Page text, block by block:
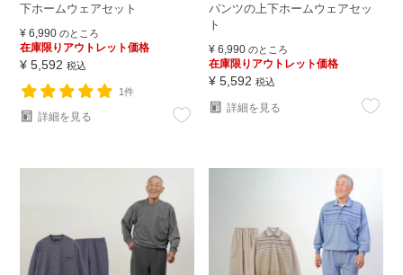
下ホームウェアセット
¥ 6,990 のところ
在庫限りアウトレット価格
¥ 5,592 税込
1件
詳細を見る
パンツの上下ホームウェアセッ
ト
¥ 6,990 のところ
在庫限りアウトレット価格
¥ 5,592 税込
詳細を見る